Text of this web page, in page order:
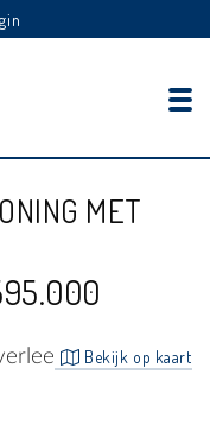
MET
Bekijk op kaart